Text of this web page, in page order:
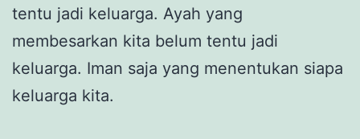
tentu jadi keluarga. Ayah yang
membesarkan kita belum tentu jadi
keluarga. Iman saja yang menentukan siapa
keluarga kita.